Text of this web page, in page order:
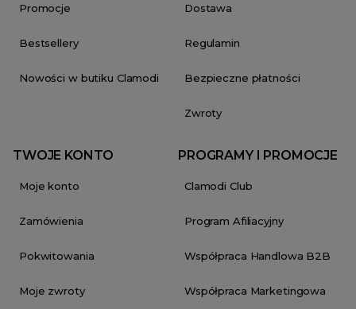
Promocje
Bestsellery
Nowości w butiku Clamodi
Dostawa
Regulamin
Bezpieczne płatności
Zwroty
TWOJE KONTO
Moje konto
Zamówienia
Pokwitowania
Moje zwroty
PROGRAMY I PROMOCJE
Clamodi Club
Program Afiliacyjny
Współpraca Handlowa B2B
Współpraca Marketingowa